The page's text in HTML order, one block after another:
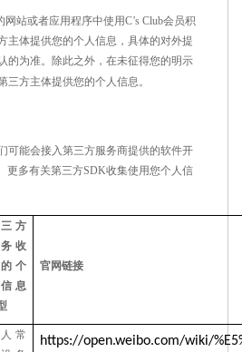
网站或者应用程序中使用C’s Club会员积
主体提供您的个人信息，具体的对外提
的为准。除此之外，在未征得您的明示
三方主体提供您的个人信息。
可能会接入第三方服务商提供的软件开
更多有关第三方SDK收集使用您个人信
方
收
个
息
官网链接
常
https://open.weibo.com/wiki/